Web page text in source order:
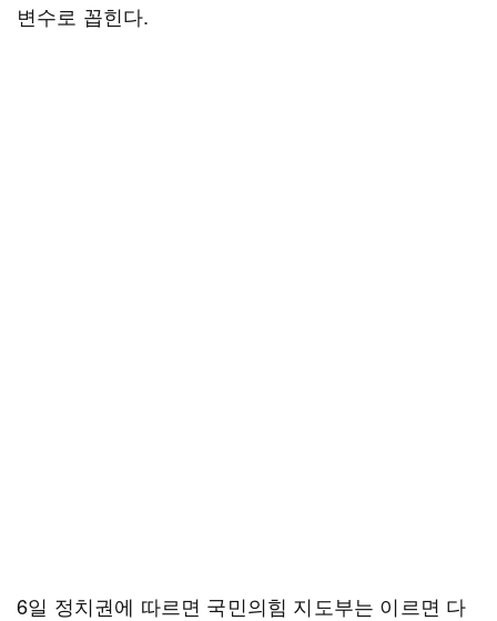
변수로 꼽힌다.
6일 정치권에 따르면 국민의힘 지도부는 이르면 다